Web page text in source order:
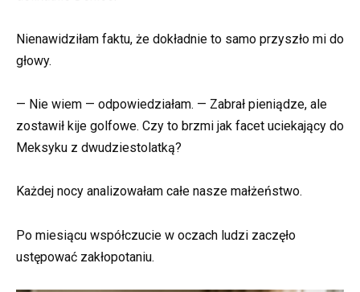
Nienawidziłam faktu, że dokładnie to samo przyszło mi do
głowy.
— Nie wiem — odpowiedziałam. — Zabrał pieniądze, ale
zostawił kije golfowe. Czy to brzmi jak facet uciekający do
Meksyku z dwudziestolatką?
Każdej nocy analizowałam całe nasze małżeństwo.
Po miesiącu współczucie w oczach ludzi zaczęło
ustępować zakłopotaniu.